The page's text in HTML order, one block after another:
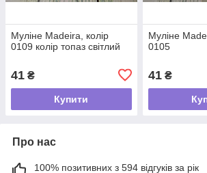
Муліне Madeira, колір
0109 колір топаз світлий
41 ₴
Купити
Муліне
0105
41₴
Про нас
100% позитивних з 594 відгуків за рік